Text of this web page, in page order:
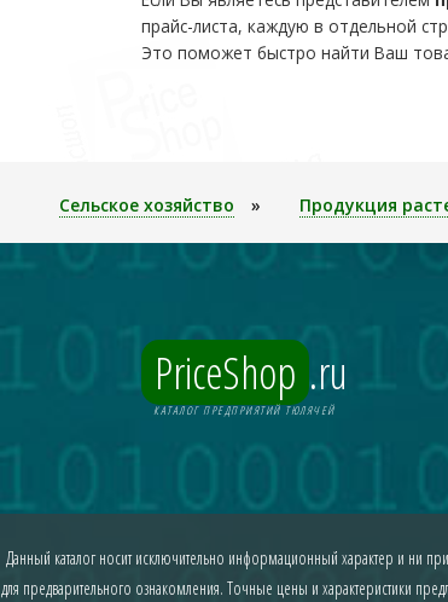
прайс-листа, каждую в отдельной
Это поможет быстро найти Ваш
Сельское хозяйство » Продукция
PriceShop .ru
КАТАЛОГ ПРЕДПРИЯТИЙ ТЮЛЯЧЕЙ
Данный каталог носит исключительно информационный характер и ни
для предварительного ознакомления. Точные цены и характеристики